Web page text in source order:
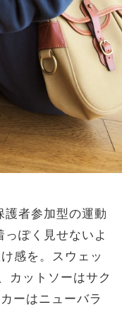
者参加型の運動
ぽく見せないよ
感を。スウェッ
カットソーはサク
ーはニューバラ